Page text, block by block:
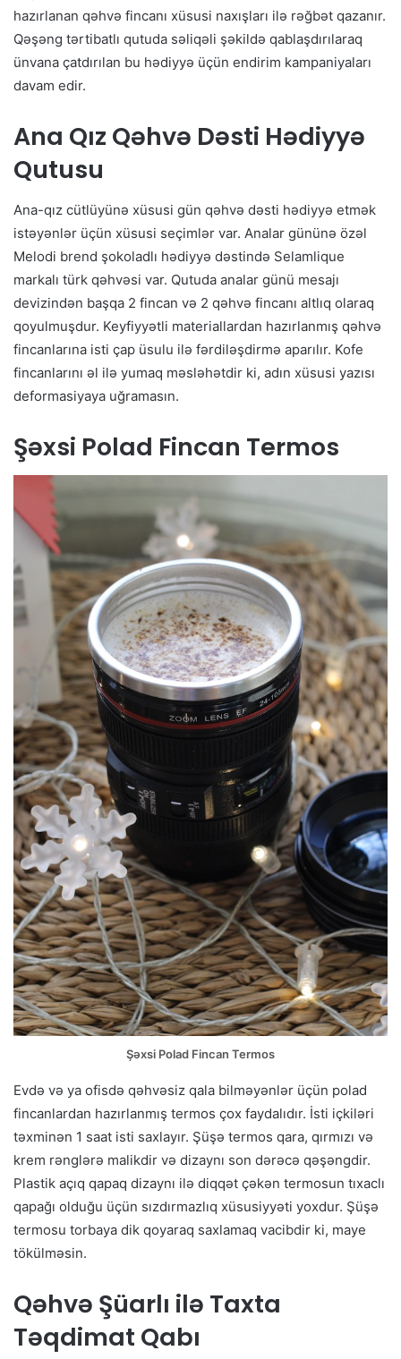
hazırlanan qəhvə fincanı xüsusi naxışları ilə rəğbət qazanır.
Qəşəng tərtibatlı qutuda səliqəli şəkildə qablaşdırılaraq
ünvana çatdırılan bu hədiyyə üçün endirim kampaniyaları
davam edir.
Ana Qız Qəhvə Dəsti Hədiyyə
Qutusu
Ana-qız cütlüyünə xüsusi gün qəhvə dəsti hədiyyə etmək
istəyənlər üçün xüsusi seçimlər var. Analar gününə özəl
Melodi brend şokoladlı hədiyyə dəstində Selamlique
markalı türk qəhvəsi var. Qutuda analar günü mesajı
devizindən başqa 2 fincan və 2 qəhvə fincanı altlıq olaraq
qoyulmuşdur. Keyfiyyətli materiallardan hazırlanmış qəhvə
fincanlarına isti çap üsulu ilə fərdiləşdirmə aparılır. Kofe
fincanlarını əl ilə yumaq məsləhətdir ki, adın xüsusi yazısı
deformasiyaya uğramasın.
Şəxsi Polad Fincan Termos
Şəxsi Polad Fincan Termos
Evdə və ya ofisdə qəhvəsiz qala bilməyənlər üçün polad
fincanlardan hazırlanmış termos çox faydalıdır. İsti içkiləri
təxminən 1 saat isti saxlayır. Şüşə termos qara, qırmızı və
krem ​​rənglərə malikdir və dizaynı son dərəcə qəşəngdir.
Plastik açıq qapaq dizaynı ilə diqqət çəkən termosun tıxaclı
qapağı olduğu üçün sızdırmazlıq xüsusiyyəti yoxdur. Şüşə
termosu torbaya dik qoyaraq saxlamaq vacibdir ki, maye
tökülməsin.
Qəhvə Şüarlı ilə Taxta
Təqdimat Qabı